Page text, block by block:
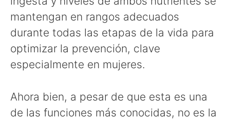
mantengan en rangos adecuados
durante todas las etapas de la vida para
optimizar la prevención, clave
especialmente en mujeres.
Ahora bien, a pesar de que esta es una
de las funciones más conocidas, no es la